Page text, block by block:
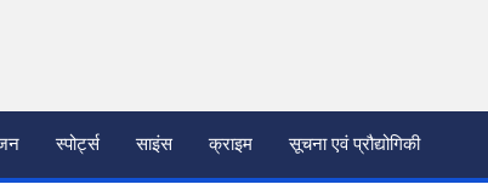
स्पोर्ट्स साइंस क्राइम सूचना एवं प्रौद्योगिकी